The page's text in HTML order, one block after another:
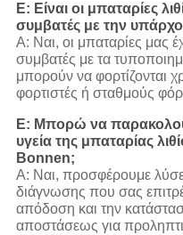
Ε: Είναι οι μπαταρίες
συμβατές με την
Α: Ναι, οι μπαταρίες μας
συμβατές με τα
μπορούν να φορτίζονται
φορτιστές ή σταθμούς
Ε: Μπορώ να
υγεία της μπαταρίας
Bonnen;
Α: Ναι, προσφέρουμε
διάγνωσης που σας
απόδοση και την
αποστάσεως για